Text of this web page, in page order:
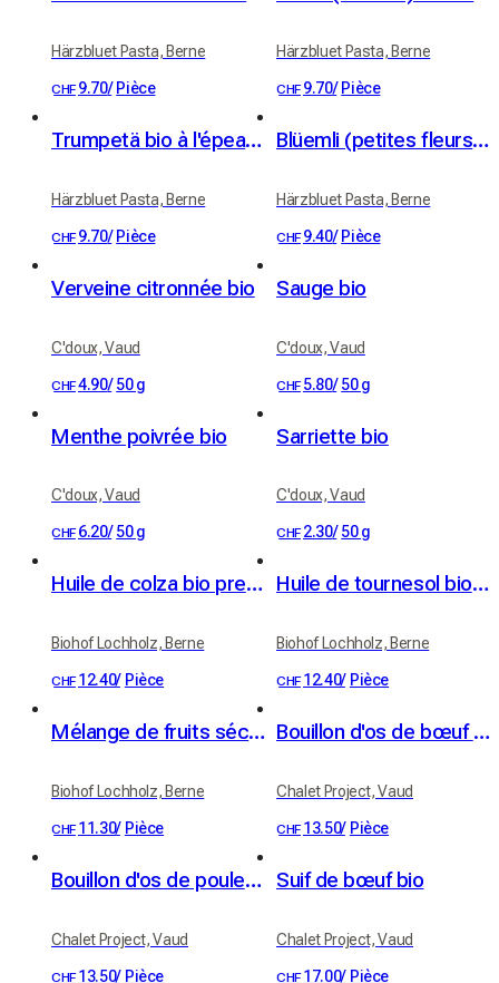
Härzbluet Pasta, Berne
CHF 9.70/ Pièce
Härzbluet Pasta, Berne
CHF 9.70/ Pièce
Trumpetä bio à l'épeautre UrDinkel et chili des Alpes (400 g)
Härzbluet Pasta, Berne
CHF 9.70/ Pièce
Blüemli (petites fleurs) de blé dur bio au safran (250 g)
Härzbluet Pasta, Berne
CHF 9.40/ Pièce
Verveine citronnée bio
C'doux, Vaud
CHF4.90/ 50 g
Sauge bio
C'doux, Vaud
CHF 5.80/ 50 g
Menthe poivrée bio
C'doux, Vaud
CHF 6.20/ 50 g
Sarriette bio
C'doux, Vaud
CHF 2.30/ 50 g
Huile de colza bio pressée à froid 5 dl
Biohof Lochholz, Berne
CHF 12.40/ Pièce
Huile de tournesol bio pressée à froid 5 dl
Biohof Lochholz, Berne
CHF 12.40/ Pièce
Mélange de fruits séchés bio 100 g
Biohof Lochholz, Berne
CHF 11.30/ Pièce
Bouillon d'os de bœuf bio
Chalet Project, Vaud
CHF 13.50/ Pièce
Bouillon d'os de poulet bio
Chalet Project, Vaud
CHF 13.50/ Pièce
Suif de bœuf bio
Chalet Project, Vaud
CHF 17.00/ Pièce